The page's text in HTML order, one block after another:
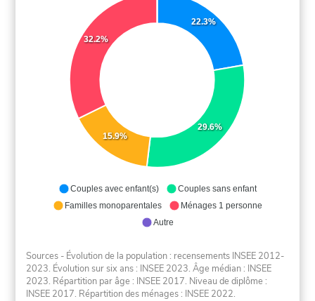
22.3%
29.6%
15.9%
32.2%
Couples avec enfant(s)
Couples sans enfant
Familles monoparentales
Ménages 1 personne
Autre
Sources - Évolution de la population : recensements INSEE 2012-
2023. Évolution sur six ans : INSEE 2023. Âge médian : INSEE
2023. Répartition par âge : INSEE 2017. Niveau de diplôme :
INSEE 2017. Répartition des ménages : INSEE 2022.